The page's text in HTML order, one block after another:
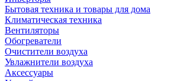
Бытовая техника и товары для дома
Климатическая техника
Вентиляторы
Обогреватели
Очистители воздуха
Увлажнители воздуха
Аксессуары